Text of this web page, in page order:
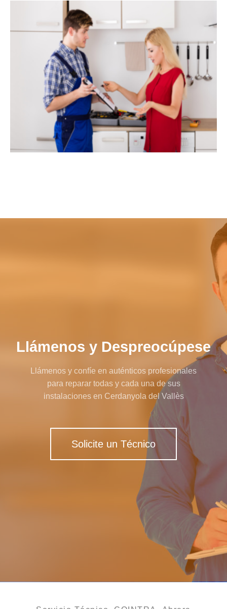
Llámenos y Despreocúpese
Llámenos y confíe en auténticos profesionales
para reparar todas y cada una de sus
instalaciones en Cerdanyola del Vallès
Solicite un Técnico